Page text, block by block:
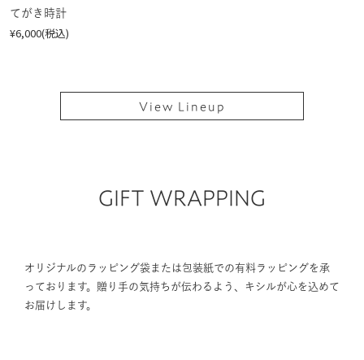
てがき時計
¥6,000(税込)
View Lineup
GIFT WRAPPING
オリジナルのラッピング袋または包装紙での有料ラッピングを承
っております。贈り手の気持ちが伝わるよう、キシルが心を込めて
お届けします。